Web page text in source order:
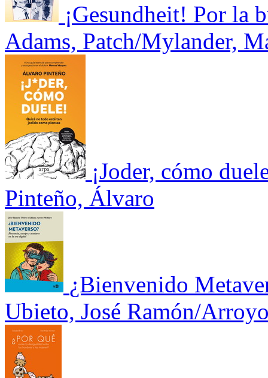
¡Gesundheit! Por la
Adams, Patch/Mylander,
¡Joder, cómo
Pinteño, Álvaro
¿Bienvenido
Ubieto, José Ramón/